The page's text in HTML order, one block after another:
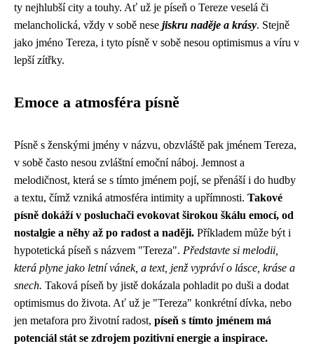
ty nejhlubší city a touhy. Ať už je píseň o Tereze veselá či
melancholická, vždy v sobě nese jiskru naděje a krásy. Stejně
jako jméno Tereza, i tyto písně v sobě nesou optimismus a víru v
lepší zítřky.
Emoce a atmosféra písně
Písně s ženskými jmény v názvu, obzvláště pak jménem Tereza,
v sobě často nesou zvláštní emoční náboj. Jemnost a
melodičnost, která se s tímto jménem pojí, se přenáší i do hudby
a textu, čímž vzniká atmosféra intimity a upřímnosti. Takové
písně dokáží v posluchači evokovat širokou škálu emocí, od
nostalgie a něhy až po radost a naději. Příkladem může být i
hypotetická píseň s názvem "Tereza". Představte si melodii,
která plyne jako letní vánek, a text, jenž vypráví o lásce, kráse a
snech. Taková píseň by jistě dokázala pohladit po duši a dodat
optimismus do života. Ať už je "Tereza" konkrétní dívka, nebo
jen metafora pro životní radost, píseň s tímto jménem má
potenciál stát se zdrojem pozitivní energie a inspirace.